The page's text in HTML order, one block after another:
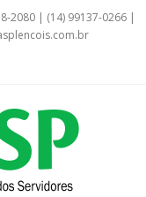
2080 | (14) 99137-0266 |